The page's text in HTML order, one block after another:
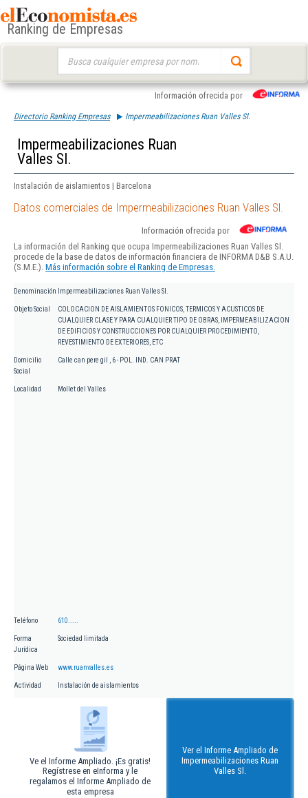
Ranking de Empresas
Información ofrecida por
Directorio Ranking Empresas Impermeabilizaciones Ruan Valles Sl.
Impermeabilizaciones Ruan
Valles Sl.
Instalación de aislamientos | Barcelona
Datos comerciales de Impermeabilizaciones Ruan Valles Sl.
Información ofrecida por
La información del Ranking que ocupa Impermeabilizaciones Ruan Valles Sl.
procede de la base de datos de información financiera de INFORMA D&B S.A.U.
(S.M.E.). Más información sobre el Ranking de Empresas.
Denominación Impermeabilizaciones Ruan Valles Sl.
Objeto Social
COLOCACION DE AISLAMIENTOS FONICOS, TERMICOS Y ACUSTICOS DE
CUALQUIER CLASE Y PARA CUALQUIER TIPO DE OBRAS, IMPERMEABILIZACION
DE EDIFICIOS Y CONSTRUCCIONES POR CUALQUIER PROCEDIMIENTO,
REVESTIMIENTO DE EXTERIORES, ETC
Domicilio
Social
Calle can pere gil , 6 - POL. IND. CAN PRAT
Localidad Mollet del Valles
Teléfono 610.....
Forma
Jurídica
Sociedad limitada
Página Web www.ruanvalles.es
Actividad Instalación de aislamientos
Ve el Informe Ampliado. ¡Es gratis!
Regístrese en eInforma y le
regalamos el Informe Ampliado de
esta empresa
Ver el Informe Ampliado de
Impermeabilizaciones Ruan
Valles Sl.